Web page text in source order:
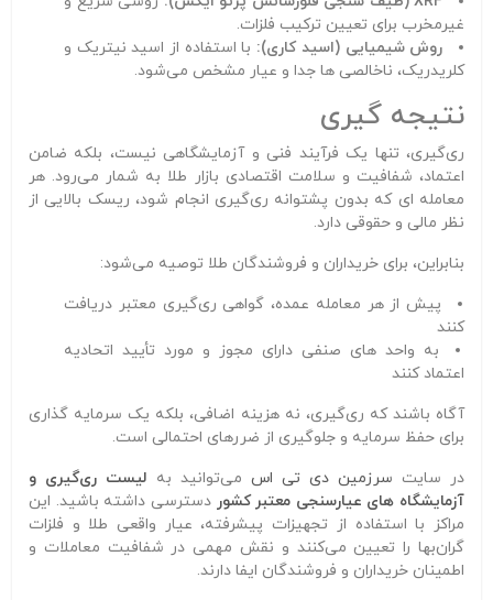
غیرمخرب برای تعیین ترکیب فلزات.
روش شیمیایی (اسید کاری): با استفاده از اسید نیتریک و
کلریدریک، ناخالصی‌ ها جدا و عیار مشخص می‌شود.
نتیجه‌ گیری
ری‌گیری، تنها یک فرآیند فنی و آزمایشگاهی نیست، بلکه ضامن
اعتماد، شفافیت و سلامت اقتصادی بازار طلا به شمار می‌رود. هر
معامله‌ ای که بدون پشتوانه ری‌گیری انجام شود، ریسک بالایی از
نظر مالی و حقوقی دارد.
بنابراین، برای خریداران و فروشندگان طلا توصیه می‌شود:
پیش از هر معامله عمده، گواهی ری‌گیری معتبر دریافت
کنند
به واحد های صنفی دارای مجوز و مورد تأیید اتحادیه
اعتماد کنند
آگاه باشند که ری‌گیری، نه هزینه اضافی، بلکه یک سرمایه‌ گذاری
برای حفظ سرمایه و جلوگیری از ضررهای احتمالی است.
در سایت سرزمین دی تی اس می‌توانید به لیست ری‌گیری و
آزمایشگاه‌ های عیارسنجی معتبر کشور دسترسی داشته باشید. این
مراکز با استفاده از تجهیزات پیشرفته، عیار واقعی طلا و فلزات
گران‌بها را تعیین می‌کنند و نقش مهمی در شفافیت معاملات و
اطمینان خریداران و فروشندگان ایفا دارند.